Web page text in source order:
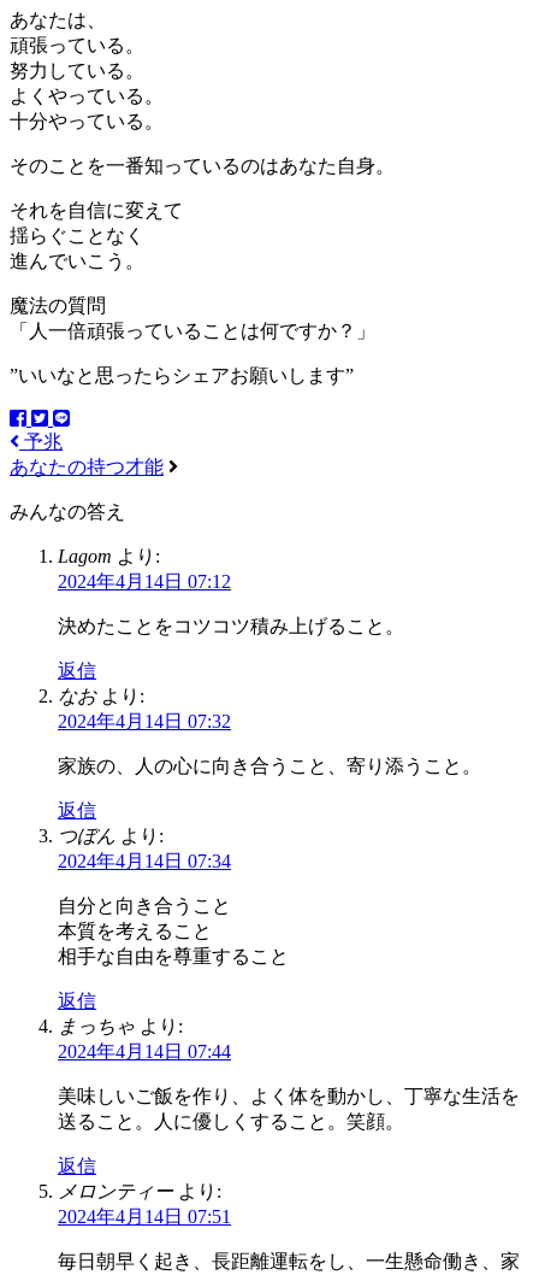
あなたは、
頑張っている。
努力している。
よくやっている。
十分やっている。
そのことを一番知っているのはあなた自身。
それを自信に変えて
揺らぐことなく
進んでいこう。
魔法の質問
「人一倍頑張っていることは何ですか？」
”いいなと思ったらシェアお願いします”
予兆
あなたの持つ才能
みんなの答え
Lagom より:
2024年4月14日 07:12
決めたことをコツコツ積み上げること。
返信
なお より:
2024年4月14日 07:32
家族の、人の心に向き合うこと、寄り添うこと。
返信
つぼん より:
2024年4月14日 07:34
自分と向き合うこと
本質を考えること
相手な自由を尊重すること
返信
まっちゃ より:
2024年4月14日 07:44
美味しいご飯を作り、よく体を動かし、丁寧な生活を
送ること。人に優しくすること。笑顔。
返信
メロンティー より:
2024年4月14日 07:51
毎日朝早く起き、長距離運転をし、一生懸命働き、家